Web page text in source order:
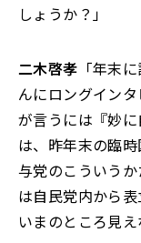
しょうか？」
二木啓孝 「年末
んにロングイン
が言うには『妙
は、昨年末の臨
与党のこういう
は自民党内から表
いまのところ見え